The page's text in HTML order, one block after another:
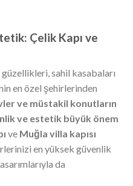
Çelik Kapı ve
sahil kasabaları
en özel şehirlerinden
ve müstakil konutların
ve estetik büyük önem
ve Muğla villa kapısı
en yüksek güvenlik
da